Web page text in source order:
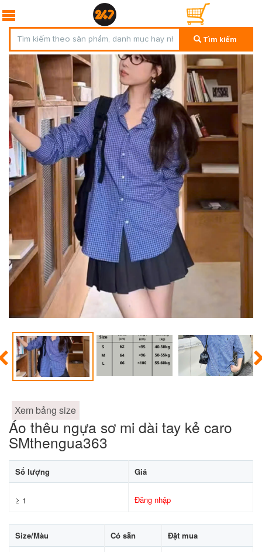
Tìm kiếm
Xem bảng size
Áo thêu ngựa sơ mi dài tay kẻ caro
SMthengua363
Số lượng Giá
≥ 1 Đăng nhập
Size/Màu Có sẵn Đặt mua